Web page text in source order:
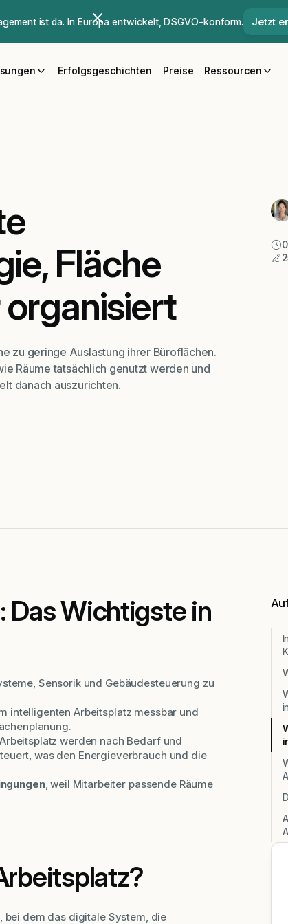
ist da. In Europa entwickelt, DSGVO-konform. Jetzt
Erfolgsgeschichten Preise Ressourcen
Fläche
zu geringe Auslastung ihrer Büroflächen.
Räume tatsächlich genutzt werden und
danach auszurichten.
0
Das Wichtigste in
Sensorik und Gebäudesteuerung zu
intelligenten Arbeitsplatz messbar und
werden nach Bedarf und
was den Energieverbrauch und die
, weil Mitarbeiter passende Räume
, bei dem das digitale System, die